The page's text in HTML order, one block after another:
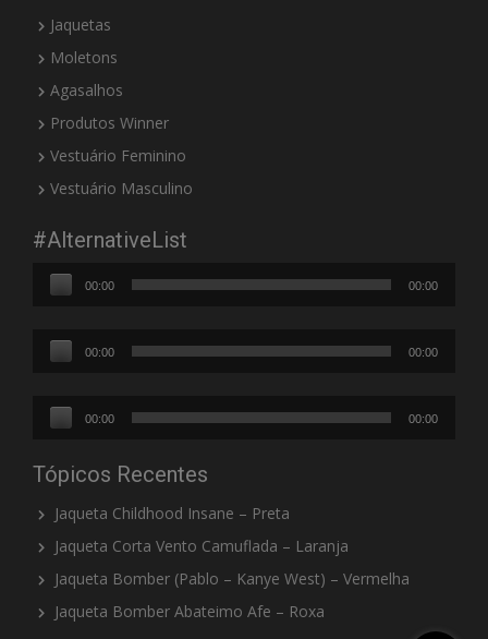
Jaquetas
Moletons
Agasalhos
Produtos Winner
Vestuário Feminino
Vestuário Masculino
#AlternativeList
Tocador
00:00 00:00
Tocador
00:00 00:00
Tocador
00:00 00:00
Tópicos Recentes
Jaqueta Childhood Insane – Preta
Jaqueta Corta Vento Camuflada – Laranja
Jaqueta Bomber (Pablo – Kanye West) – Vermelha
Jaqueta Bomber Abateimo Afe – Roxa